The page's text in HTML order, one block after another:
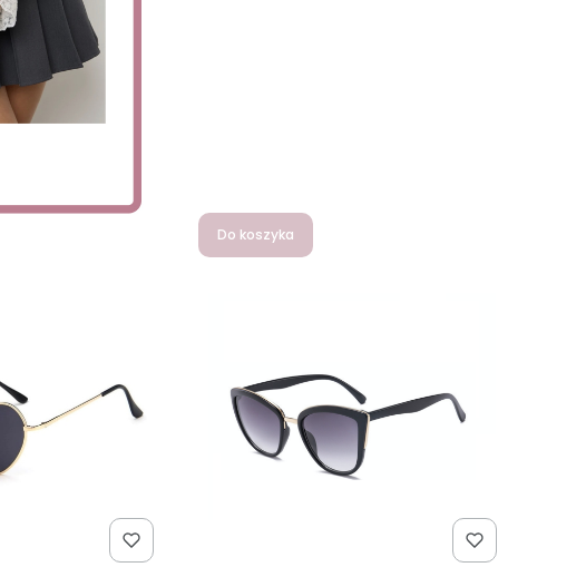
Do koszyka